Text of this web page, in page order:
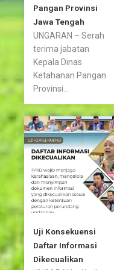
Pangan Provinsi
Jawa Tengah
UNGARAN – Serah
terima jabatan
Kepala Dinas
Ketahanan Pangan
Provinsi...
Uji Konsekuensi
Daftar Informasi
Dikecualikan